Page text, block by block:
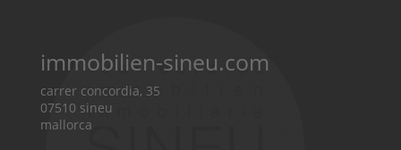
immobilien-sineu.com
carrer concordia, 35
07510 sineu
mallorca